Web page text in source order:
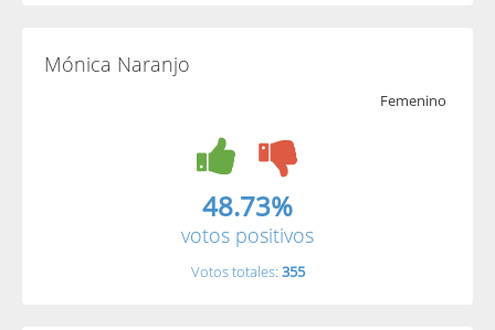
Mónica Naranjo
Femenino
48.73%
votos positivos
Votos totales: 355